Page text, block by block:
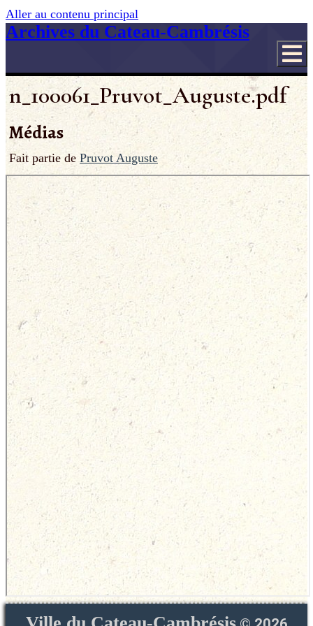
Aller au contenu principal
Archives du Cateau-Cambrésis
n_100061_Pruvot_Auguste.pdf
Médias
Fait partie de Pruvot Auguste